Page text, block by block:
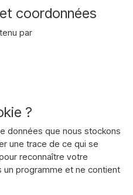
coordonnées
par
?
données que nous stockons
une trace de ce qui se
reconnaître votre
un programme et ne contient